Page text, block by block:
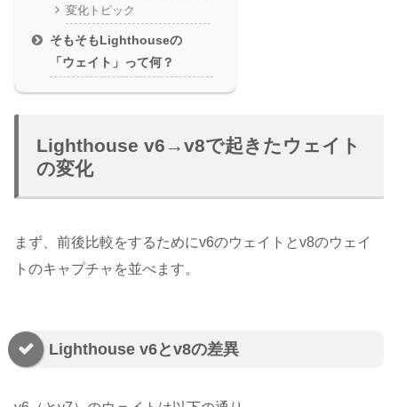
変化トピック
そもそもLighthouseの
「ウェイト」って何？
Lighthouse v6→v8で起きたウェイト
の変化
まず、前後比較をするためにv6のウェイトとv8のウェイ
トのキャプチャを並べます。
Lighthouse v6とv8の差異